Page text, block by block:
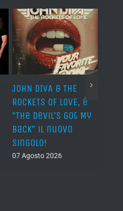
JOHN DIVA & THE
ROCKETS OF LOVE, è
“The Devil’s Got My
Back” il nuovo
singolo!
07 Agosto 2026